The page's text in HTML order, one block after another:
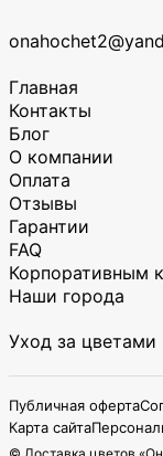
Главная
Контакты
Блог
О компании
Оплата
Отзывы
Гарантии
FAQ
Корпоративным
Наши города
Уход за цветами
Публичная оферта
Карта сайта